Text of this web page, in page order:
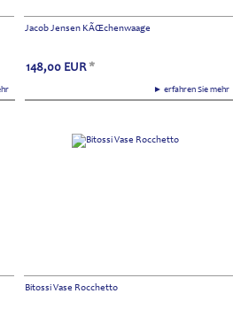
Jacob Jensen KÃŒchenwaage
► erfahren Sie mehr
148,00 EUR *
Bitossi Vase Rocchetto